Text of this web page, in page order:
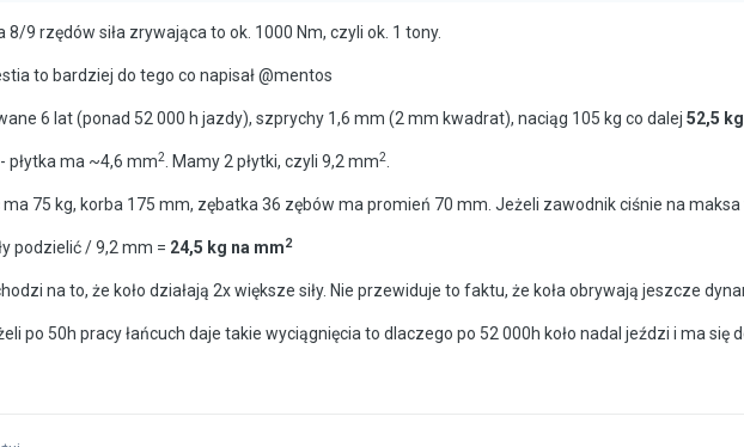
8/9 rzędów siła zrywająca to ok. 1000 Nm, czyli ok. 1 tony.
to bardziej do tego co napisał @mentos
6 lat (ponad 52 000 h jazdy), szprychy 1,6 mm (2 mm kwadrat), naciąg 105 kg co dalej 52,5
płytka ma ~4,6 mm2 . Mamy 2 płytki, czyli 9,2 mm2
75 kg, korba 175 mm, zębatka 36 zębów ma promień 70 mm. Jeżeli zawodnik ciśnie na maksa
podzielić / 9,2 mm = 24,5 kg na mm2
na to, że koło działają 2x większe siły. Nie przewiduje to faktu, że koła obrywają jeszcze
po 50h pracy łańcuch daje takie wyciągnięcia to dlaczego po 52 000h koło nadal jeździ i ma się